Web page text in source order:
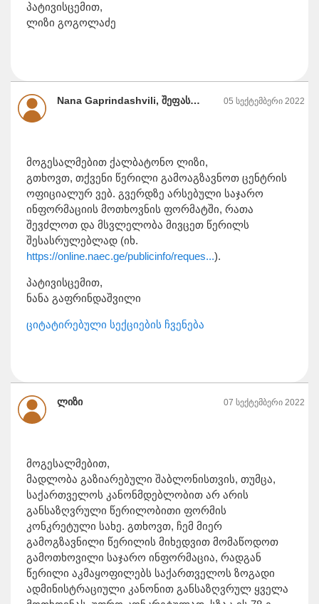
პატივისცემით,
ლიზი გოგოლაძე
Nana Gaprindashvili, შეფასებისა და გამოცდების ეროვნული ცენტრი 05 სექტემბერი 2022
მოგესალმებით ქალბატონო ლიზი,
გთხოვთ, თქვენი წერილი გამოაგზავნოთ ცენტრის
ოფიციალურ ვებ. გვერდზე არსებული საჯარო
ინფორმაციის მოთხოვნის ფორმატში, რათა
შევძლოთ და მსვლელობა მივცეთ წერილს
შესასრულებლად (იხ.
https://online.naec.ge/publicinfo/reques...).
პატივისცემით,
ნანა გაფრინდაშვილი
ციტატირებული სექციების ჩვენება
ლიზი 07 სექტემბერი 2022
მოგესალმებით,
მადლობა გაზიარებული შაბლონისთვის, თუმცა,
საქართველოს კანონმდებლობით არ არის
განსაზღვრული წერილობითი ფორმის
კონკრეტული სახე. გთხოვთ, ჩემ მიერ
გამოგზავნილი წერილის მიხედვით მომაწოდოთ
გამოთხოვილი საჯარო ინფორმაცია, რადგან
წერილი აკმაყოფილებს საქართველოს ზოგადი
ადმინისტრაციული კანონით განსაზღვრულ ყველა